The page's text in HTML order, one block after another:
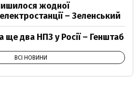
жодної
– Зеленський
ще два НПЗ у Росії – Генштаб
ВСІ НОВИНИ